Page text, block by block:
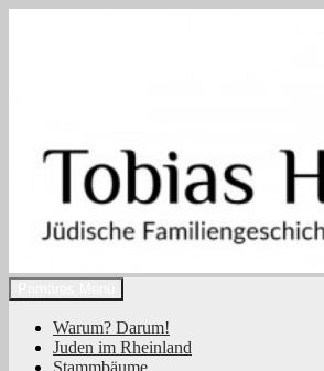
Tobias Herz
Suchen
Warum? Darum!
Juden im Rheinland
Stammbäume